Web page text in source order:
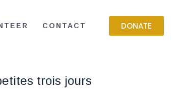
CONTACT DONATE
trois jours